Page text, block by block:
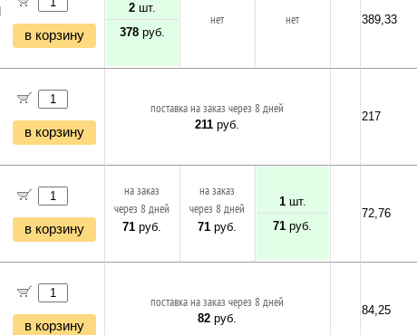
в корзину
2шт.
378руб.
нет нет 389,33
в корзину
поставка на заказ через 8 дней
211 руб.
217
в корзину
на заказ
через 8 дней
71 руб.
на заказ
через 8 дней
71 руб.
1шт.
71 руб.
72,76
в корзину
поставка на заказ через 8 дней
82 руб.
84,25